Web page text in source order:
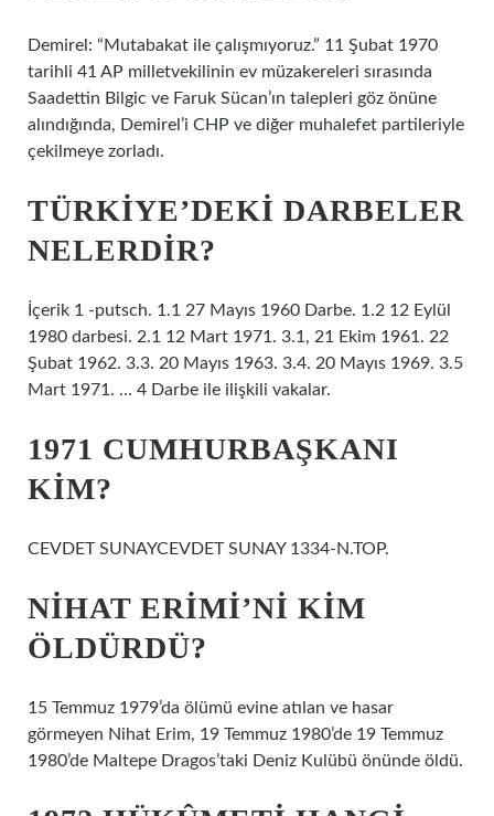
Demirel: “Mutabakat ile çalışmıyoruz.” 11 Şubat 1970
tarihli 41 AP milletvekilinin ev müzakereleri sırasında
Saadettin Bilgic ve Faruk Sücan’ın talepleri göz önüne
alındığında, Demirel’i CHP ve diğer muhalefet partileriyle
çekilmeye zorladı.
TÜRKIYE’DEKI DARBELER
NELERDIR?
İçerik 1 -putsch. 1.1 27 Mayıs 1960 Darbe. 1.2 12 Eylül
1980 darbesi. 2.1 12 Mart 1971. 3.1, 21 Ekim 1961. 22
Şubat 1962. 3.3. 20 Mayıs 1963. 3.4. 20 Mayıs 1969. 3.5
Mart 1971. … 4 Darbe ile ilişkili vakalar.
1971 CUMHURBAŞKANI
KIM?
CEVDET SUNAYCEVDET SUNAY 1334-N.TOP.
NIHAT ERIMI’NI KIM
ÖLDÜRDÜ?
15 Temmuz 1979’da ölümü evine atılan ve hasar
görmeyen Nihat Erim, 19 Temmuz 1980’de 19 Temmuz
1980’de Maltepe Dragos’taki Deniz Kulübü önünde öldü.